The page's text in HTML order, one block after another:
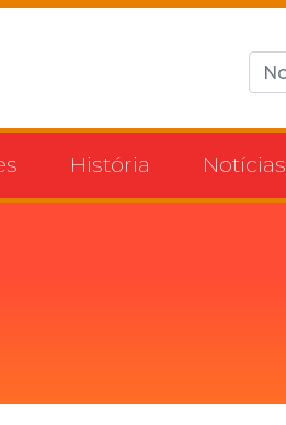
História Notícias